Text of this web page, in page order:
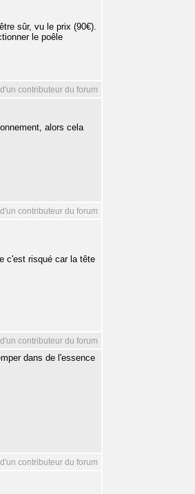
sûr, vu le prix (90€).
le poêle
contributeur du forum
alors cela
contributeur du forum
c'est risqué car la tête
contributeur du forum
dans de l'essence
contributeur du forum